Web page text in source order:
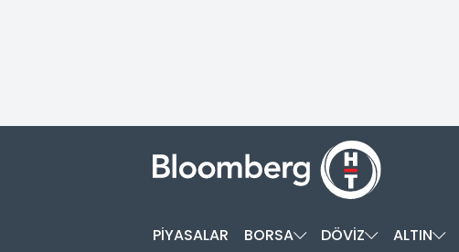
PİYASALAR BORSA DÖVİZ ALTIN